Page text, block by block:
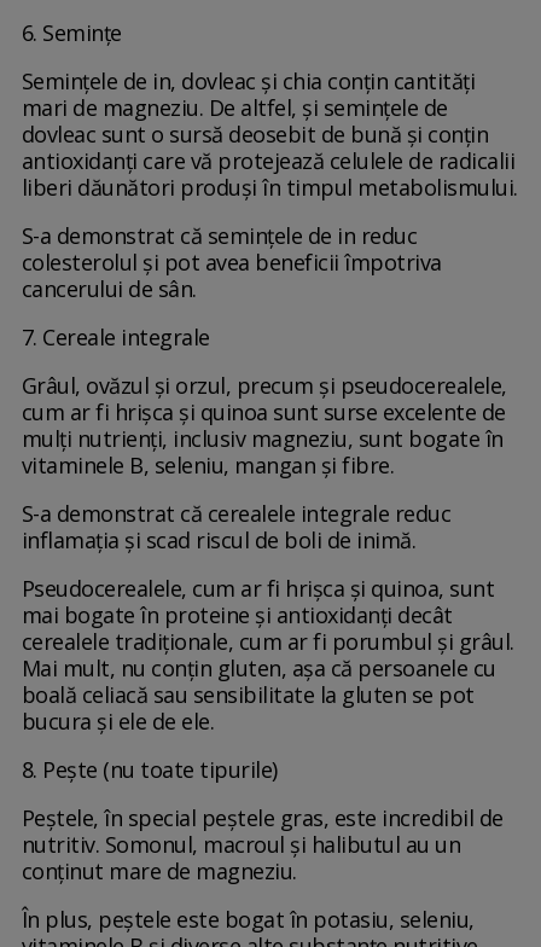
6. Semințe
Semințele de in, dovleac și chia conțin cantități
mari de magneziu. De altfel, și semințele de
dovleac sunt o sursă deosebit de bună și conțin
antioxidanți care vă protejează celulele de radicalii
liberi dăunători produși în timpul metabolismului.
S-a demonstrat că semințele de in reduc
colesterolul și pot avea beneficii împotriva
cancerului de sân.
7. Cereale integrale
Grâul, ovăzul și orzul, precum și pseudocerealele,
cum ar fi hrișca și quinoa sunt surse excelente de
mulți nutrienți, inclusiv magneziu, sunt bogate în
vitaminele B, seleniu, mangan și fibre.
S-a demonstrat că cerealele integrale reduc
inflamația și scad riscul de boli de inimă.
Pseudocerealele, cum ar fi hrișca și quinoa, sunt
mai bogate în proteine și antioxidanți decât
cerealele tradiționale, cum ar fi porumbul și grâul.
Mai mult, nu conțin gluten, așa că persoanele cu
boală celiacă sau sensibilitate la gluten se pot
bucura și ele de ele.
8. Pește (nu toate tipurile)
Peștele, în special peștele gras, este incredibil de
nutritiv. Somonul, macroul și halibutul au un
conținut mare de magneziu.
În plus, peștele este bogat în potasiu, seleniu,